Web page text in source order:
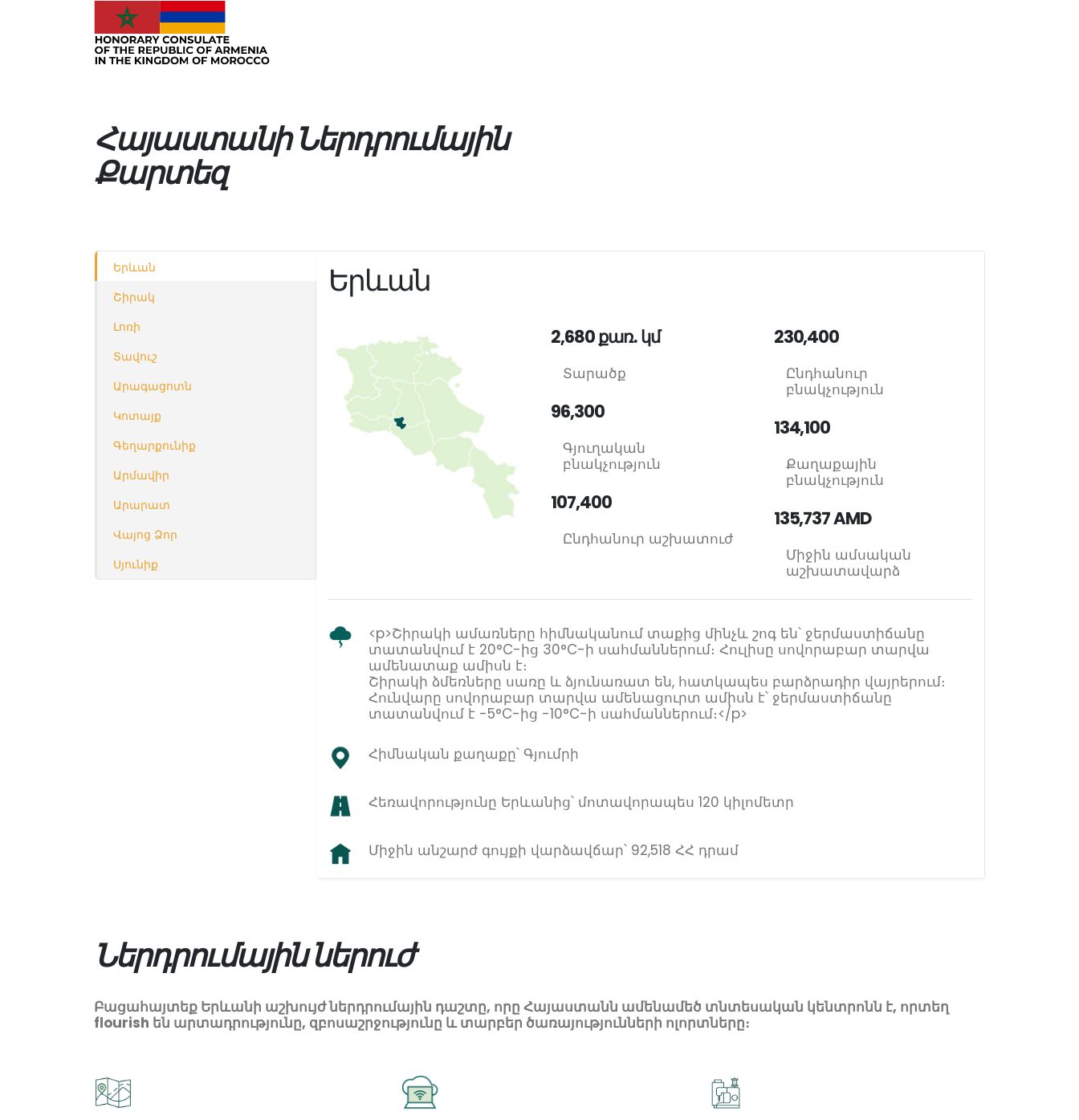
Հայաստանի Ներդրումային
Քարտեզ
Երևան
Շիրակ
Լոռի
Տավուշ
Արագացոտն
Կոտայք
Գեղարքունիք
Արմավիր
Արարատ
Վայոց Ձոր
Սյունիք
Երևան
2,680 քառ. կմ
Տարածք
96,300
Գյուղական
բնակչություն
107,400
Ընդհանուր աշխատուժ
230,400
Ընդհանուր
բնակչություն
134,100
Քաղաքային
բնակչություն
135,737 AMD
Միջին ամսական
աշխատավարձ
<p>Շիրակի ամառները հիմնականում տաքից մինչև շոգ են՝ ջերմաստիճանը
տատանվում է 20°C-ից 30°C-ի սահմաններում։ Հուլիսը սովորաբար տարվա
ամենատաք ամիսն է։
Շիրակի ձմեռները սառը և ձյունառատ են, հատկապես բարձրադիր վայրերում։
Հունվարը սովորաբար տարվա ամենացուրտ ամիսն է՝ ջերմաստիճանը
տատանվում է -5°C-ից -10°C-ի սահմաններում։</p>
Հիմնական քաղաքը՝ Գյումրի
Հեռավորությունը Երևանից՝ մոտավորապես 120 կիլոմետր
Միջին անշարժ գույքի վարձավճար՝ 92,518 ՀՀ դրամ
Ներդրումային ներուժ
Բացահայտեք Երևանի աշխույժ ներդրումային դաշտը, որը Հայաստանն ամենամեծ տնտեսական կենտրոնն է, որտեղ
flourish են արտադրությունը, զբոսաշրջությունը և տարբեր ծառայությունների ոլորտները։